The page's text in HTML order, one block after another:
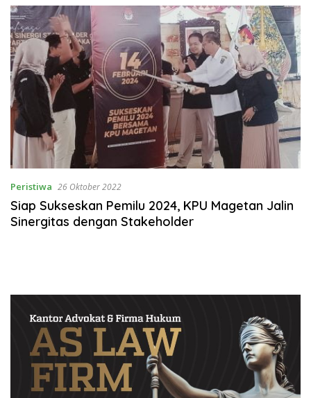
Peristiwa 26 Oktober 2022
Siap Sukseskan Pemilu 2024, KPU Magetan Jalin
Sinergitas dengan Stakeholder